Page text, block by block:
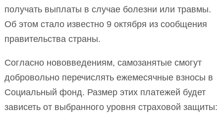
получать выплаты в случае болезни или травмы.
Об этом стало известно 9 октября из сообщения
правительства страны.
Согласно нововведениям, самозанятые смогут
добровольно перечислять ежемесячные взносы в
Социальный фонд. Размер этих платежей будет
зависеть от выбранного уровня страховой защиты: